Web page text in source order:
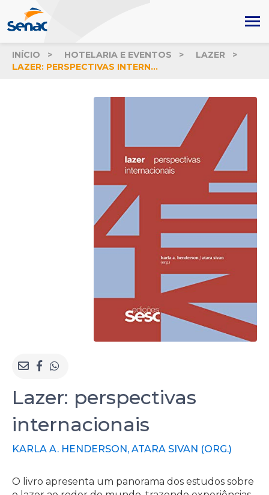
INÍCIO HOTELARIA E EVENTOS
LAZER
LAZER: PERSPECTIVAS INTERNACIONAIS
Lazer: perspectivas
internacionais
KARLA A. HENDERSON, ATARA SIVAN (ORG.)
O livro apresenta um panorama dos estudos sobre